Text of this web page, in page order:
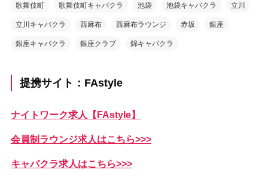
歌舞伎町 歌舞伎町キャバクラ 池袋 池袋キャバクラ 立川
立川キャバクラ 西麻布 西麻布ラウンジ 赤坂 銀座
銀座キャバクラ 銀座クラブ 錦キャバクラ
提携サイト：FAstyle
ナイトワーク求人【FAstyle】
会員制ラウンジ求人はこちら>>>
キャバクラ求人はこちら>>>